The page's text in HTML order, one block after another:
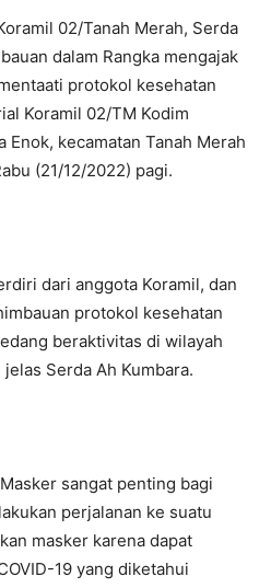
02/Tanah Merah, Serda
dalam Rangka mengajak
protokol kesehatan
Koramil 02/TM Kodim
Enok, kecamatan Tanah Merah
(21/12/2022) pagi.
dari anggota Koramil, dan
protokol kesehatan
beraktivitas di wilayah
Serda Ah Kumbara.
sangat penting bagi
perjalanan ke suatu
masker karena dapat
19 yang diketahui